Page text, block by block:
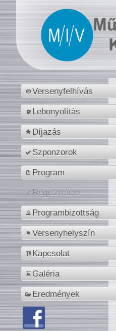
Versenyfelhívás
Lebonyolítás
Díjazás
Szponzorok
Program
Regisztráció
Programbizottság
Versenyhelyszín
Kapcsolat
Galéria
Eredmények